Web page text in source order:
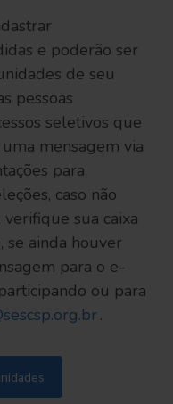
e poderão ser
de seu
pessoas
seletivos que
mensagem via
para
caso não
sua caixa
ainda houver
para o e-
ou para
.